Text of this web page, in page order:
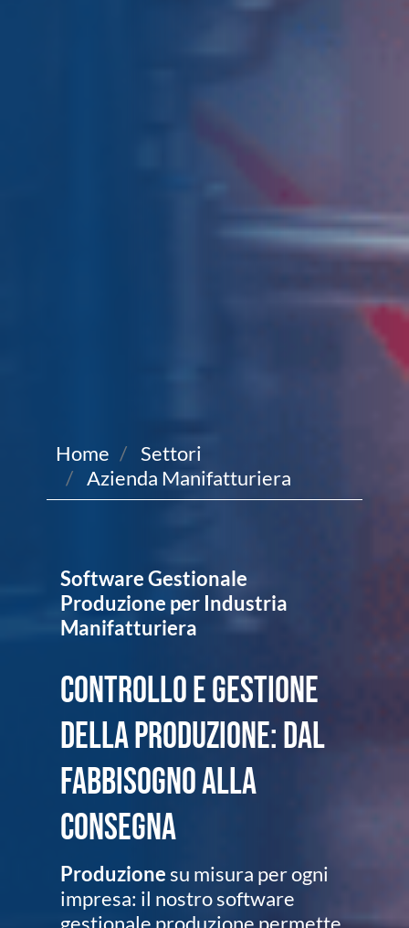
Home
Settori
Azienda Manifatturiera
Software Gestionale
Produzione per Industria
Manifatturiera
Controllo e gestione
della produzione: dal
fabbisogno alla
consegna
Produzionesu misura per ogni
impresa: il nostro software
gestionale produzione permette